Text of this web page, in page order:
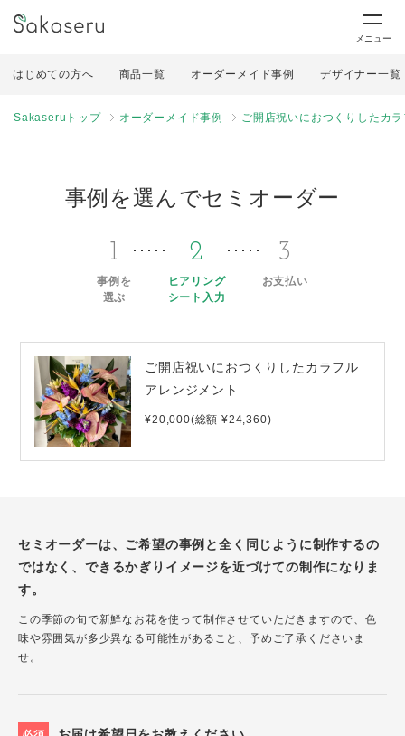
メニュー
はじめての方へ 商品一覧 オーダーメイド事例 デザイナー一覧
Sakaseruトップ オーダーメイド事例 ご開店祝いにおつくりしたカ
事例を選んでセミオーダー
1
事例を
選ぶ
2
ヒアリング
シート入力
3
お支払い
ご開店祝いにおつくりしたカラフル
アレンジメント
¥20,000(総額 ¥24,360)
セミオーダーは、ご希望の事例と全く同じように制作するの
ではなく、できるかぎりイメージを近づけての制作になりま
す。
この季節の旬で新鮮なお花を使って制作させていただきますので、色
味や雰囲気が多少異なる可能性があること、予めご了承くださいま
せ。